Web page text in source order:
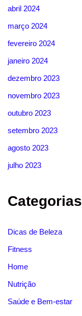
abril 2024
março 2024
fevereiro 2024
janeiro 2024
dezembro 2023
novembro 2023
outubro 2023
setembro 2023
agosto 2023
julho 2023
Categorias
Dicas de Beleza
Fitness
Home
Nutrição
Saúde e Bem-estar